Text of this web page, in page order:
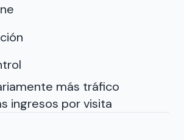
más tráfico
ingresos por visita